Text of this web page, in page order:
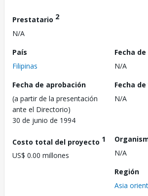
Prestatario 2
N/A
País
Filipinas
Fecha
N/A
Fecha de aprobación
(a partir de la presentación
ante el Directorio)
30 de junio de 1994
Fecha
N/A
Costo total del proyecto 1
US$ 0.00 millones
N/A
Región
Asia